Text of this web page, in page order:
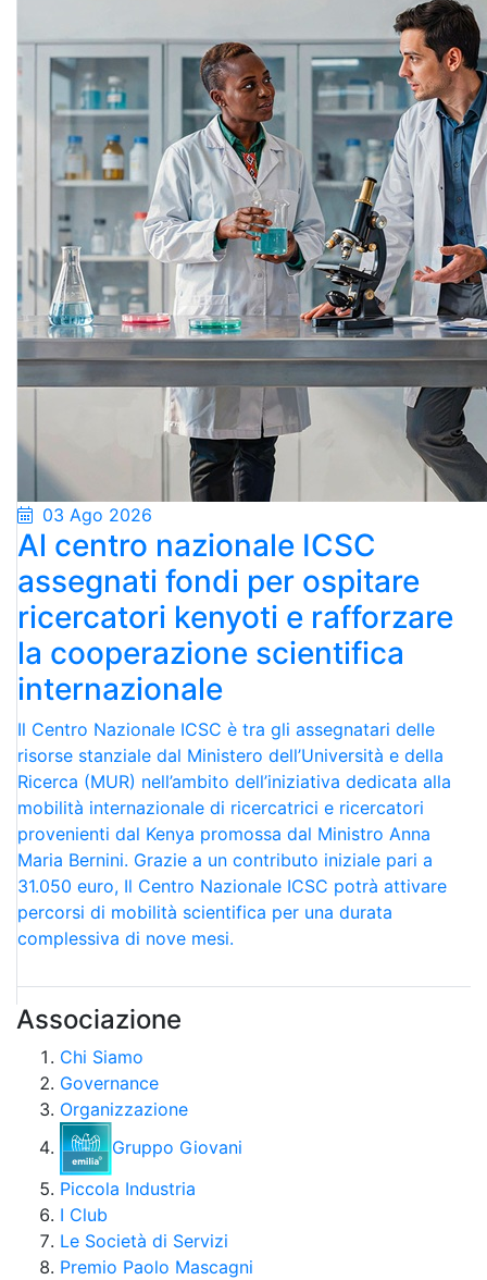
03 Ago 2026
Al centro nazionale ICSC
assegnati fondi per ospitare
ricercatori kenyoti e rafforzare
la cooperazione scientifica
internazionale
Il Centro Nazionale ICSC è tra gli assegnatari delle
risorse stanziale dal Ministero dell’Università e della
Ricerca (MUR) nell’ambito dell’iniziativa dedicata alla
mobilità internazionale di ricercatrici e ricercatori
provenienti dal Kenya promossa dal Ministro Anna
Maria Bernini. Grazie a un contributo iniziale pari a
31.050 euro, Il Centro Nazionale ICSC potrà attivare
percorsi di mobilità scientifica per una durata
complessiva di nove mesi.
Associazione
Chi Siamo
Governance
Organizzazione
Gruppo Giovani
Piccola Industria
I Club
Le Società di Servizi
Premio Paolo Mascagni